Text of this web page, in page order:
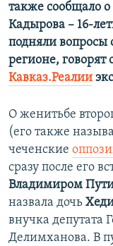
также сообщало
Кадырова – 16-
подняли вопросы
регионе,
Кавказ.Реалии
О женитьбе
(его также
чеченские
сразу после его
Владимиром
назвала дочь
внучка депутата
Делимханова. В